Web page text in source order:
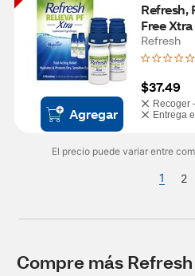
Agregar
Refresh,
Free
2 CT, 10mL
Refresh
$37.49
Recoger -
Entrega
El precio puede variar entre
1 2
Compre más Refresh